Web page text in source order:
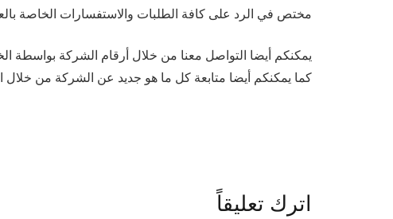
مختص في الرد على كافة الطلبات والاستفسارات الخاصة
يمكنكم أيضا التواصل معنا من خلال أرقام الشركة بواسطة
كما يمكنكم أيضا متابعة كل ما هو جديد عن الشركة من خلال
اترك تعليقاً